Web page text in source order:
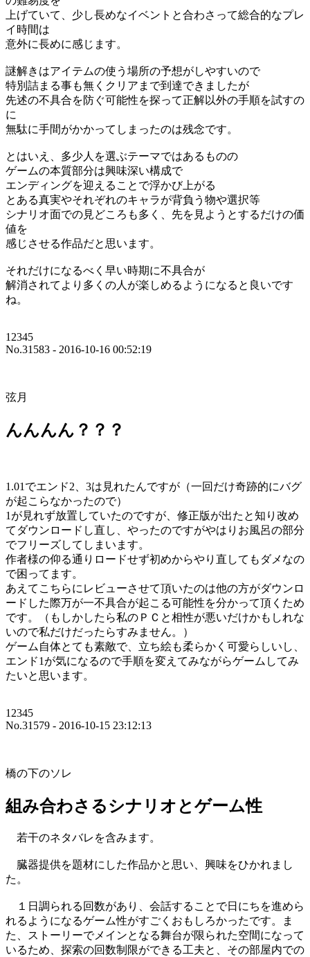
上げていて、少し長めなイベントと合わさって総合的なプレ
イ時間は
意外に長めに感じます。
謎解きはアイテムの使う場所の予想がしやすいので
特別詰まる事も無くクリアまで到達できましたが
先述の不具合を防ぐ可能性を探って正解以外の手順を試すの
に
無駄に手間がかかってしまったのは残念です。
とはいえ、多少人を選ぶテーマではあるものの
ゲームの本質部分は興味深い構成で
エンディングを迎えることで浮かび上がる
とある真実やそれぞれのキャラが背負う物や選択等
シナリオ面での見どころも多く、先を見ようとするだけの価
値を
感じさせる作品だと思います。
それだけになるべく早い時期に不具合が
解消されてより多くの人が楽しめるようになると良いです
ね。
12345
No.31583 - 2016-10-16 00:52:19
弦月
んんんん？？？
1.01でエンド2、3は見れたんですが（一回だけ奇跡的にバグ
が起こらなかったので）
1が見れず放置していたのですが、修正版が出たと知り改め
てダウンロードし直し、やったのですがやはりお風呂の部分
でフリーズしてしまいます。
作者様の仰る通りロードせず初めからやり直してもダメなの
で困ってます。
あえてこちらにレビューさせて頂いたのは他の方がダウンロ
ードした際万が一不具合が起こる可能性を分かって頂くため
です。（もしかしたら私のＰＣと相性が悪いだけかもしれな
いので私だけだったらすみません。）
ゲーム自体とても素敵で、立ち絵も柔らかく可愛らしいし、
エンド1が気になるので手順を変えてみながらゲームしてみ
たいと思います。
12345
No.31579 - 2016-10-15 23:12:13
橋の下のソレ
組み合わさるシナリオとゲーム性
若干のネタバレを含みます。
臓器提供を題材にした作品かと思い、興味をひかれまし
た。
１日調られる回数があり、会話することで日にちを進めら
れるようになるゲーム性がすごくおもしろかったです。ま
た、ストーリーでメインとなる舞台が限られた空間になって
いるため、探索の回数制限ができる工夫と、その部屋内での